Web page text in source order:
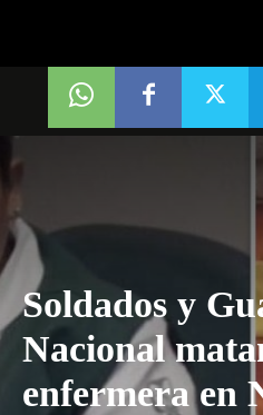
Soldados y
Nacional
enfermera en